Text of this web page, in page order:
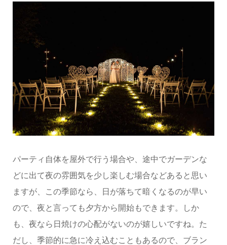
パーティ自体を屋外で行う場合や、途中でガーデンな
どに出て夜の雰囲気を少し楽しむ場合などあると思い
ますが、この季節なら、日が落ちて暗くなるのが早い
ので、夜と言っても夕方から開始もできます。しか
も、夜なら日焼けの心配がないのが嬉しいですね。た
だし、季節的に急に冷え込むこともあるので、ブラン